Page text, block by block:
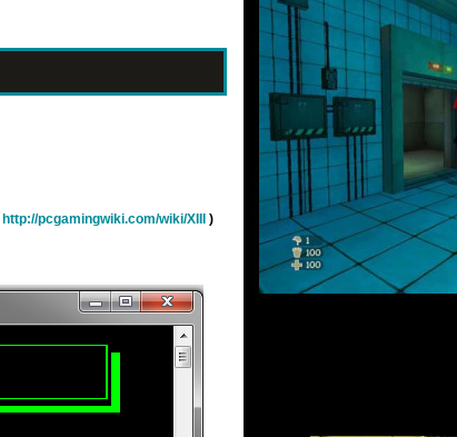
http://pcgamingwiki.com/wiki/XIII
)